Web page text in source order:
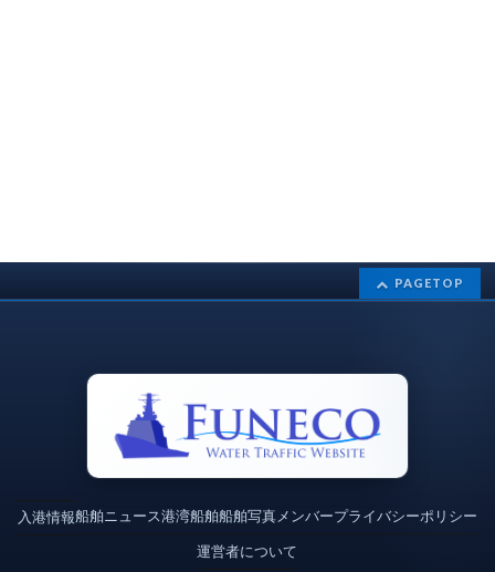
PAGETOP
入港情報船舶ニュース港湾船舶船舶写真メンバープライバシーポリシー
運営者について